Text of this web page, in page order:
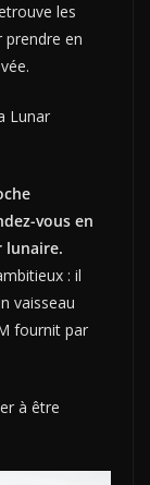
les
prendre en
Lunar
vous en
lunaire.
: il
vaisseau
fournit par
à être